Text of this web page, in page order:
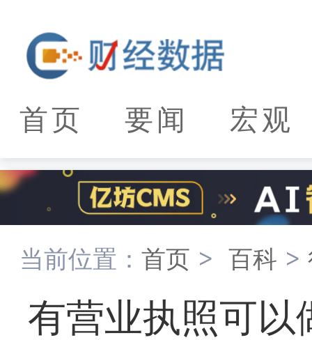
首页 要闻 宏观
当前位置： 首页 > 百科 >
有营业执照可以